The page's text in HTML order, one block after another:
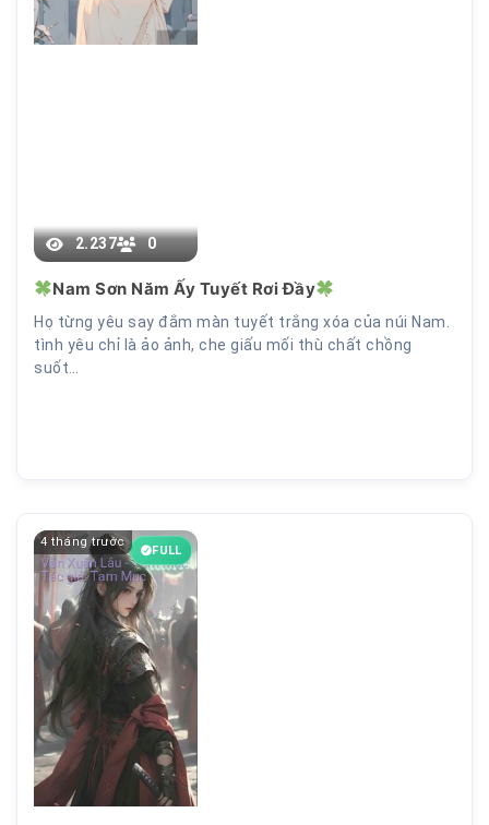
2.237 0
Nam Sơn Năm Ấy Tuyết Rơi Đầy
Họ từng yêu say đắm màn tuyết trắng xóa của núi Nam.
tình yêu chỉ là ảo ảnh, che giấu mối thù chất chồng
suốt…
4 tháng trước
FULL